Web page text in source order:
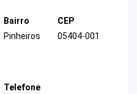
Bairro
Pinheiros
CEP
05404-001
Telefone